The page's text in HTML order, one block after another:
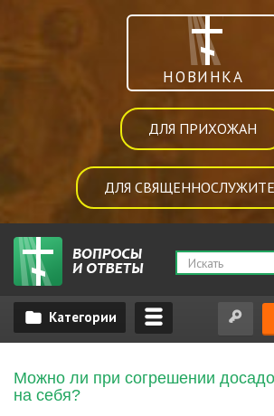
НОВИНКА
ДЛЯ ПРИХОЖАН
ДЛЯ
Можно ли при согрешении
на себя?